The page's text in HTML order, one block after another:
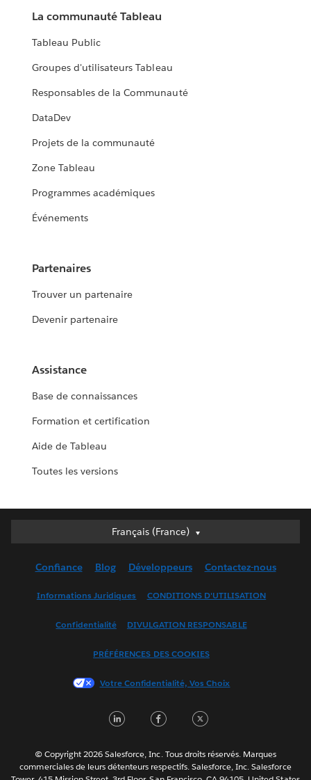
La communauté Tableau
Tableau Public
Groupes d'utilisateurs Tableau
Responsables de la Communauté
DataDev
Projets de la communauté
Zone Tableau
Programmes académiques
Événements
Partenaires
Trouver un partenaire
Devenir partenaire
Assistance
Base de connaissances
Formation et certification
Aide de Tableau
Toutes les versions
Français (France)
Français (France)
English (UK)
Français (Canada)
한국어
Português
ไทย
Confiance Blog Développeurs Contactez-nous
Informations Juridiques CONDITIONS D'UTILISATION
Confidentialité DIVULGATION RESPONSABLE
PRÉFÉRENCES DES COOKIES
Votre Confidentialité, Vos Choix
n c i
© Copyright 2026 Salesforce, Inc. Tous droits réservés. Marques
commerciales de leurs détenteurs respectifs. Salesforce, Inc. Salesforce